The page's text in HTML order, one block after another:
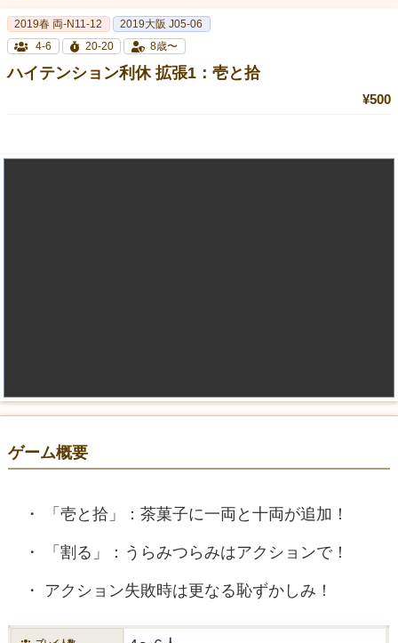
2019春 両-N11-12
2019大阪 J05-06
4-6
20-20 8歳〜
ハイテンション利休 拡張1：壱と拾
¥500
ゲーム概要
「壱と拾」：茶菓子に一両と十両が追加！
「割る」：うらみつらみはアクションで！
アクション失敗時は更なる恥ずかしみ！